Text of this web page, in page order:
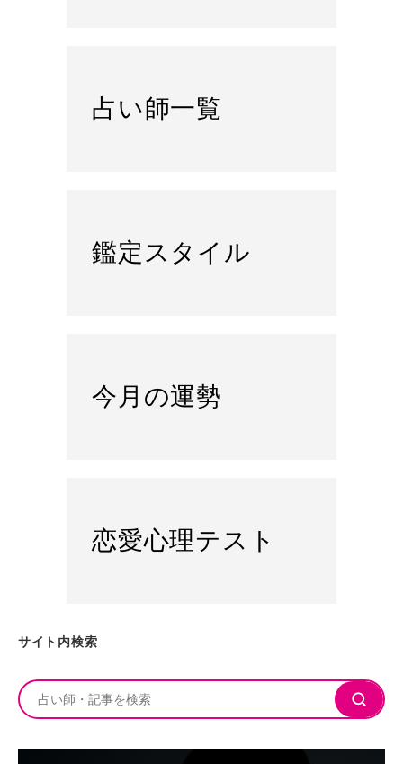
占い師一覧
鑑定スタイル
今月の運勢
恋愛心理テスト
サイト内検索